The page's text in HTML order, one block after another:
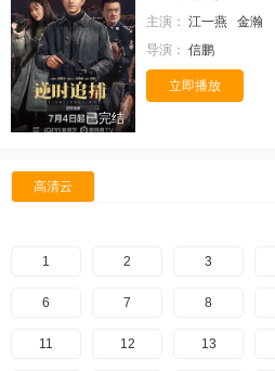
已完结
主演： 江一燕
金瀚
导演： 信鹏
立即播放
高清云
1 2 3
6 7 8
11 12 13